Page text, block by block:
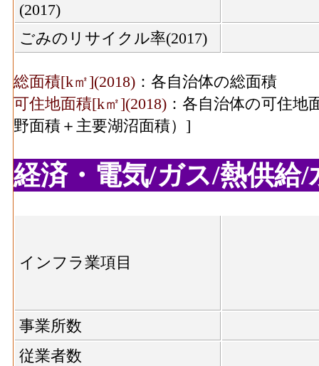
(2017)
ごみのリサイクル率(2017)
総面積[k㎡](2018) ：各自治体の総面積
可住地面積[k㎡](2018) ：各自治体の可住
野面積＋主要湖沼面積）]
経済・電気/ガス/熱供給/
インフラ業項目
事業所数
従業者数